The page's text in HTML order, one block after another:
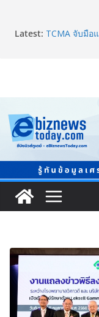
Latest: TCMA จับมือ
แรกในไทย
ภาครัฐ-เอก
รามิกไทยสู่
“Ceramics
อลิอันซ์ อยุธย
เปิดพื้นที่
นิทรรศการ
HeartYai
Guangzhou
พร้อมรับอนาคต